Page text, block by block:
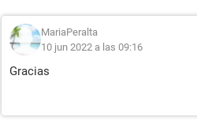
MariaPeralta
10 jun 2022 a las 09:16
Gracias